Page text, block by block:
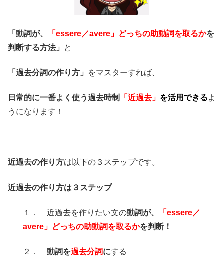
「動詞が、 「essere／avere」どっちの助動詞を取るかを
判断する方法」
と
「過去分詞の作り方」 をマスターすれば、
日常的に一番よく使う過去時制 「近過去」 を活用できるよ
うになります！
近過去の作り方は以下の３ステップです。
近過去の作り方は３ステップ
１． 近過去を作りたい文の動詞が、
「essere／
avere」どっちの助動詞を取るかを判断！
２． 動詞を過去分詞にする